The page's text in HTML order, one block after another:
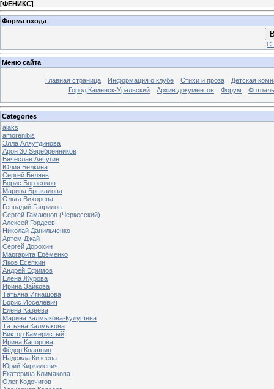
[ФЕНИКС]
Форма входа
Меню сайта
Главная страница Информация о клубе Стихи и проза
Детская
Город Каменск-Уральский
Архив документов Форум
Categories
alaks
amorenibis
Элла Аляутдинова
Арон 30 Sеребренников
Вячеслав Анчугин
Юлия Белкина
Сергей Беляев
Борис Борзенков
Марина Брыкалова
Ольга Вихорева
Геннадий Гаврилов
Сергей Гамаюнов (Черкесский)
Алексей Гордеев
Николай Данильченко
Артем Джай
Сергей Дорохин
Маргарита Ерёменко
Яков Есепкин
Андрей Ефимов
Елена Журова
Ирина Зайкова
Татьяна Игнашова
Борис Иоселевич
Елена Казеева
Марина Калмыкова-Кулушева
Татьяна Калмыкова
Виктор Камеристый
Ирина Капорова
Фёдор Квашнин
Надежда Кизеева
Юрий Киркилевич
Екатерина Климакова
Олег Кодочигов